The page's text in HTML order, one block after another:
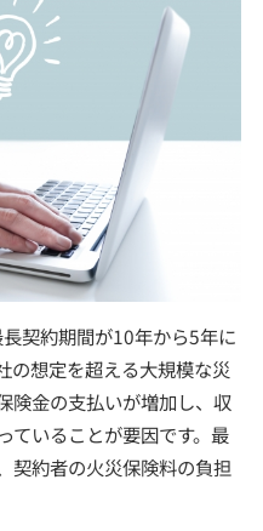
契約期間が10年から5年に
の想定を超える大規模な災
険金の支払いが増加し、収
ていることが要因です。最
契約者の火災保険料の負担